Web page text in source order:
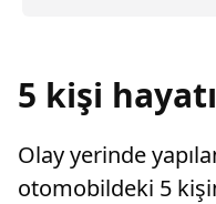
5 kişi
Olay yerinde
otomobildeki 5